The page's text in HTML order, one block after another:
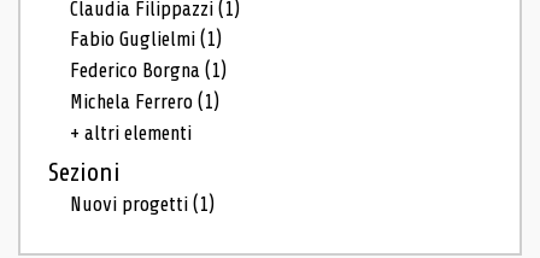
Claudia Filippazzi(1)
Fabio Guglielmi(1)
Federico Borgna(1)
Michela Ferrero(1)
+ altri elementi
Sezioni
Nuovi progetti(1)